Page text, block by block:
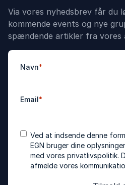
Via vores nyhedsbrev får du
kommende events og nye
spændende artikler fra vores
Navn*
Email*
Accepter
betingelser
*
Ved at indsende denne
EGN bruger dine
med vores privatlivspolitik.
afmelde vores